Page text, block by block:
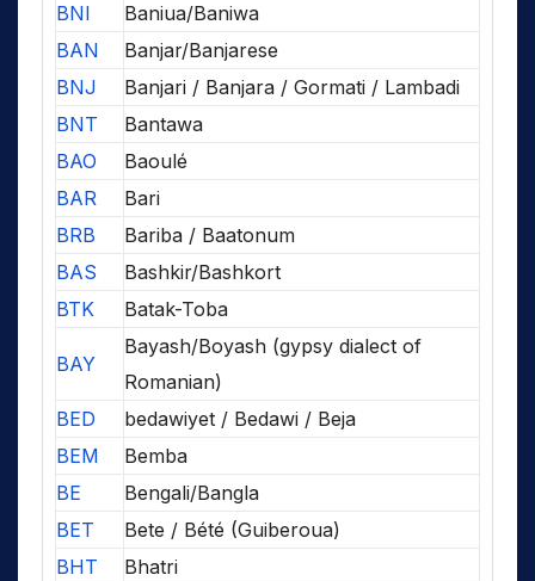
BNI
Baniua/Baniwa
BAN
Banjar/Banjarese
BNJ
Banjari / Banjara / Gormati / Lambadi
BNT
Bantawa
BAO
Baoulé
BAR
Bari
BRB
Bariba / Baatonum
BAS
Bashkir/Bashkort
BTK
Batak-Toba
BAY
Bayash/Boyash (gypsy dialect of
Romanian)
BED
bedawiyet / Bedawi / Beja
BEM
Bemba
BE
Bengali/Bangla
BET
Bete / Bété (Guiberoua)
BHT
Bhatri